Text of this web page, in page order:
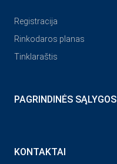
Registracija
Rinkodaros planas
Tinklaraštis
PAGRINDINĖS SĄLYGOS
KONTAKTAI